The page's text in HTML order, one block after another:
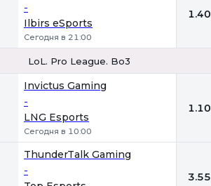
-
Ilbirs eSports
Сегодня в 21:00
1.40
LoL. Pro League. Bo3
Invictus Gaming
-
LNG Esports
Сегодня в 10:00
1.10
ThunderTalk Gaming
- 3.55